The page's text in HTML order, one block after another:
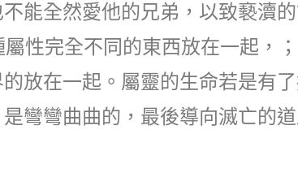
能全然愛他的兄弟，以致褻瀆
性完全不同的東西放在一起，；
放在一起。屬靈的生命若是有了
彎彎曲曲的，最後導向滅亡的